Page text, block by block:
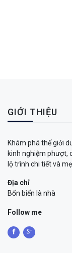
GIỚI THIỆU
Khám phá thế giới
kinh nghiệm phượt,
lộ trình chi tiết và
Địa chỉ
Bốn biển là nhà
Follow me